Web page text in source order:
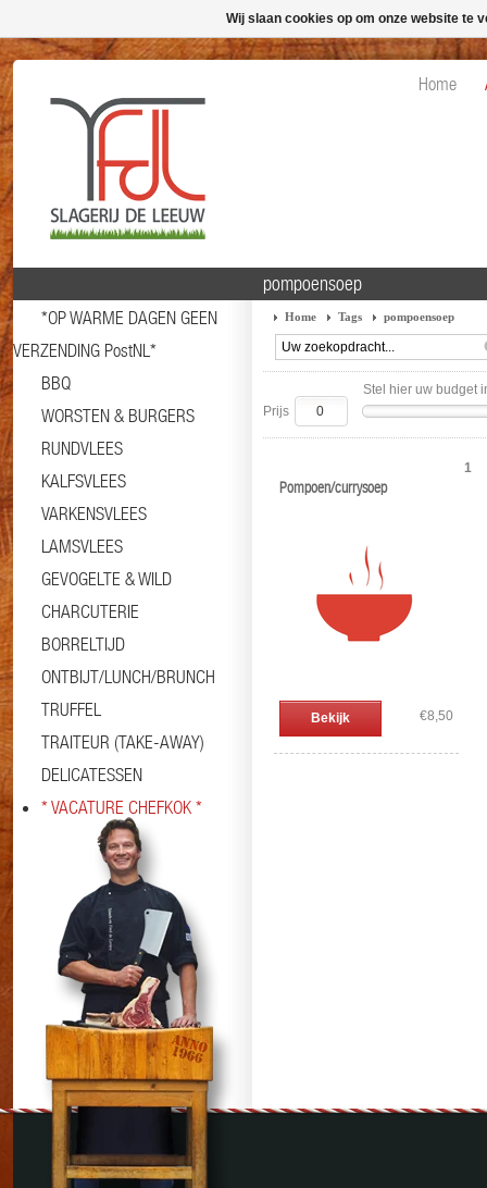
Home
*OP WARME DAGEN GEEN
VERZENDING PostNL*
BBQ
WORSTEN & BURGERS
RUNDVLEES
KALFSVLEES
VARKENSVLEES
LAMSVLEES
GEVOGELTE & WILD
CHARCUTERIE
BORRELTIJD
ONTBIJT/LUNCH/BRUNCH
TRUFFEL
TRAITEUR (TAKE-AWAY)
DELICATESSEN
* VACATURE CHEFKOK *
pompoensoep
Home Tags pompoensoep
Stel hier uw budget
Prijs
Pompoen/currysoep
Bekijk €8,50
1
Wij slaan cookies op om onze website te